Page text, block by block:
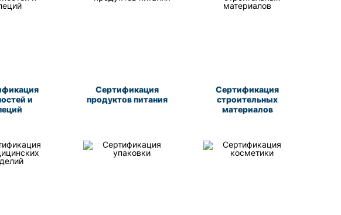
и
Сертификация
продуктов питания
Сертификация
строительных
материалов